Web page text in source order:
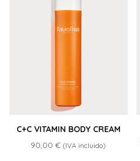
C+C VITAMIN BODY CREAM
90,00€ (IVA incluido)